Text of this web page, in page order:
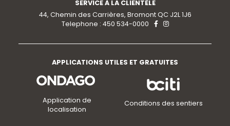
SERVICE À LA CLIENTÈLE
44, Chemin des Carrières, Bromont QC J2L 1J6
Telephone : 450 534-0000
APPLICATIONS UTILES ET GRATUITES
Application de
localisation
Conditions des sentiers